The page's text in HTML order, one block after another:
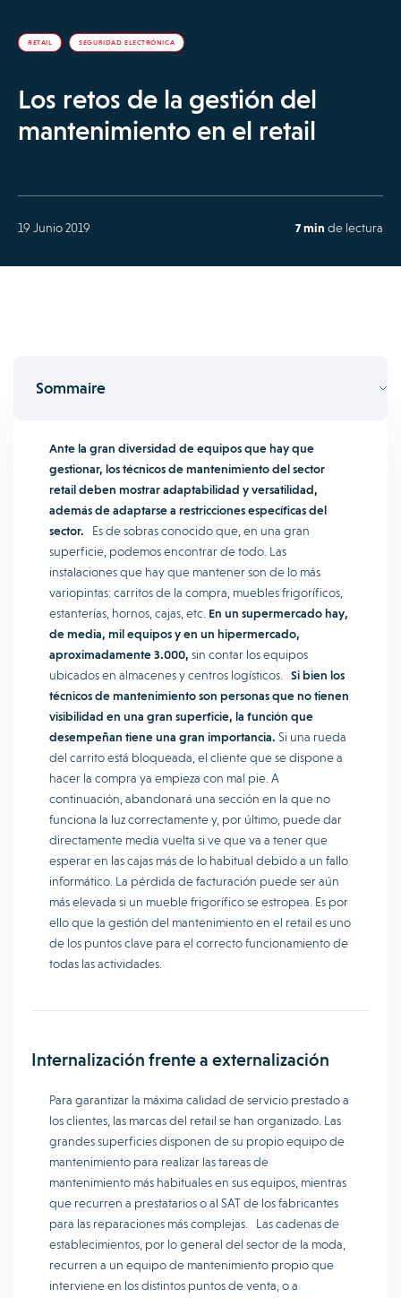
RETAIL SEGURIDAD ELECTRÓNICA
Los retos de la gestión del
mantenimiento en el retail
19 Junio 2019 7 min de lectura
Sommaire
Ante la gran diversidad de equipos que hay que
gestionar, los técnicos de mantenimiento del sector
retail deben mostrar adaptabilidad y versatilidad,
además de adaptarse a restricciones específicas del
sector. Es de sobras conocido que, en una gran
superficie, podemos encontrar de todo. Las
instalaciones que hay que mantener son de lo más
variopintas: carritos de la compra, muebles frigoríficos,
estanterías, hornos, cajas, etc. En un supermercado hay,
de media, mil equipos y en un hipermercado,
aproximadamente 3.000, sin contar los equipos
ubicados en almacenes y centros logísticos. Si bien los
técnicos de mantenimiento son personas que no tienen
visibilidad en una gran superficie, la función que
desempeñan tiene una gran importancia. Si una rueda
del carrito está bloqueada, el cliente que se dispone a
hacer la compra ya empieza con mal pie. A
continuación, abandonará una sección en la que no
funciona la luz correctamente y, por último, puede dar
directamente media vuelta si ve que va a tener que
esperar en las cajas más de lo habitual debido a un fallo
informático. La pérdida de facturación puede ser aún
más elevada si un mueble frigorífico se estropea. Es por
ello que la gestión del mantenimiento en el retail es uno
de los puntos clave para el correcto funcionamiento de
todas las actividades.
Internalización frente a externalización
Para garantizar la máxima calidad de servicio prestado a
los clientes, las marcas del retail se han organizado. Las
grandes superficies disponen de su propio equipo de
mantenimiento para realizar las tareas de
mantenimiento más habituales en sus equipos, mientras
que recurren a prestatarios o al SAT de los fabricantes
para las reparaciones más complejas. Las cadenas de
establecimientos, por lo general del sector de la moda,
recurren a un equipo de mantenimiento propio que
interviene en los distintos puntos de venta, o a